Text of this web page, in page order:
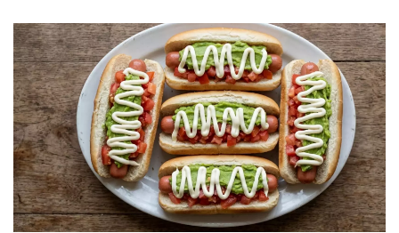
TELESERIES
NTV
ACTUALIDAD Y TENDENCIAS
CORPORATIVO Y TRANSPARENCIA